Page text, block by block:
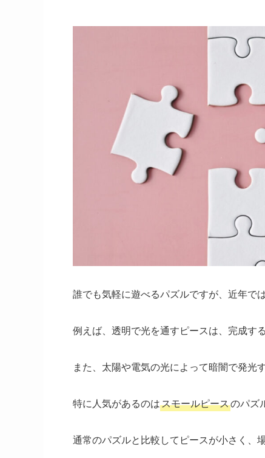
誰でも気軽に遊べるパズルですが、近年で
例えば、透明で光を通すピースは、完成す
また、太陽や電気の光によって暗闇で発光
特に人気があるのはスモールピースのパズ
通常のパズルと比較してピースが小さく、